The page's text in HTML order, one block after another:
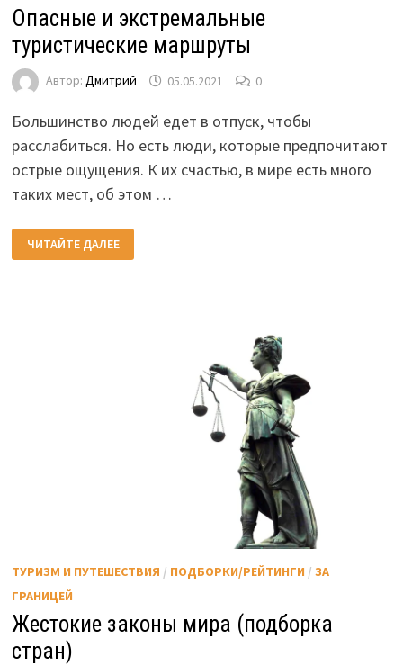
Опасные и экстремальные
туристические маршруты
Автор: Дмитрий 05.05.2021 0
Большинство людей едет в отпуск, чтобы
расслабиться. Но есть люди, которые предпочитают
острые ощущения. К их счастью, в мире есть много
таких мест, об этом …
ОПАСНЫЕ
И
ЭКСТРЕМАЛЬНЫЕ
ЧИТАЙТЕ ДАЛЕЕ
ТУРИЗМ И ПУТЕШЕСТВИЯ / ПОДБОРКИ/РЕЙТИНГИ / ЗА
ГРАНИЦЕЙ
Жестокие законы мира (подборка
стран)